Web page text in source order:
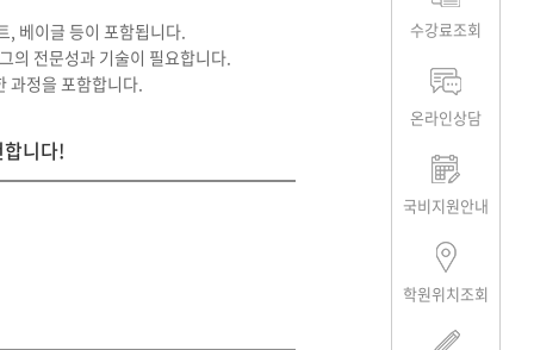
수강료조회
온라인상담
국비지원안내
학원위치조회
, 베이글 등이 포함됩니다.
의 전문성과 기술이 필요합니다.
과정을 포함합니다.
니다!